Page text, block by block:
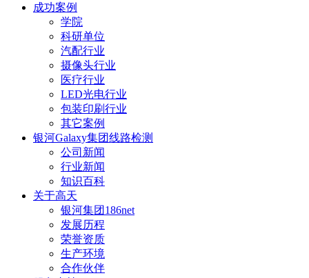
成功案例
学院
科研单位
汽配行业
摄像头行业
医疗行业
LED光电行业
包装印刷行业
其它案例
银河Galaxy集团线路检测
公司新闻
行业新闻
知识百科
关于高天
银河集团186net
发展历程
荣誉资质
生产环境
合作伙伴